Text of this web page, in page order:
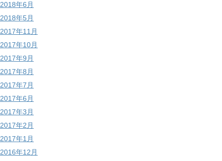
2018年6月
2018年5月
2017年11月
2017年10月
2017年9月
2017年8月
2017年7月
2017年6月
2017年3月
2017年2月
2017年1月
2016年12月